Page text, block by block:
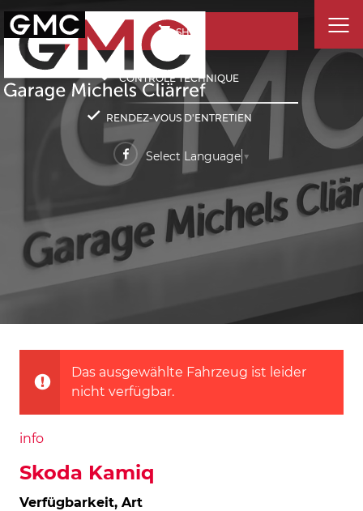
SHOP
CONTRÔLE TECHNIQUE
RENDEZ-VOUS D'ENTRETIEN
Select Language ▼
Das ausgewählte Fahrzeug ist leider
nicht verfügbar.
info
Skoda Kamiq
Verfügbarkeit, Art